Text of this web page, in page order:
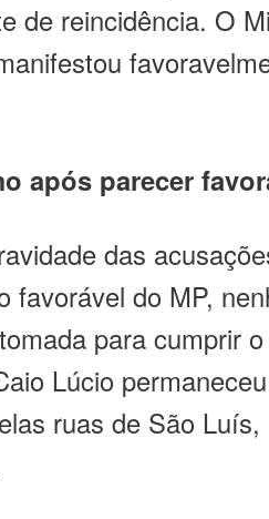
de reincidência. O
após parecer
das
favorável do MP,
para cumprir
Lúcio
ruas de São